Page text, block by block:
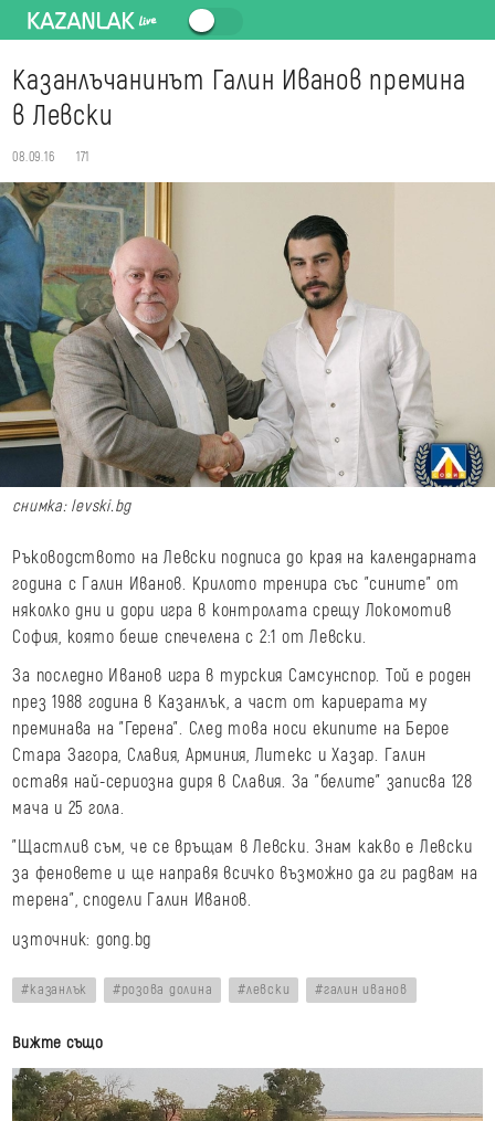
Казанлъчанинът Галин Иванов премина
в Левски
08.09.16 171
снимка: levski.bg
Ръководството на Левски подписа до края на календарната
година с Галин Иванов. Крилото тренира със "сините" от
няколко дни и дори игра в контролата срещу Локомотив
София, която беше спечелена с 2:1 от Левски.
За последно Иванов игра в турския Самсунспор. Той е роден
през 1988 година в Казанлък, а част от кариерата му
преминава на "Герена". След това носи екипите на Берое
Стара Загора, Славия, Арминия, Литекс и Хазар. Галин
оставя най-сериозна диря в Славия. За "белите" записва 128
мача и 25 гола.
"Щастлив съм, че се връщам в Левски. Знам какво е Левски
за феновете и ще направя всичко възможно да ги радвам на
терена", сподели Галин Иванов.
източник: gong.bg
казанлък розова долина левски галин иванов
Вижте също